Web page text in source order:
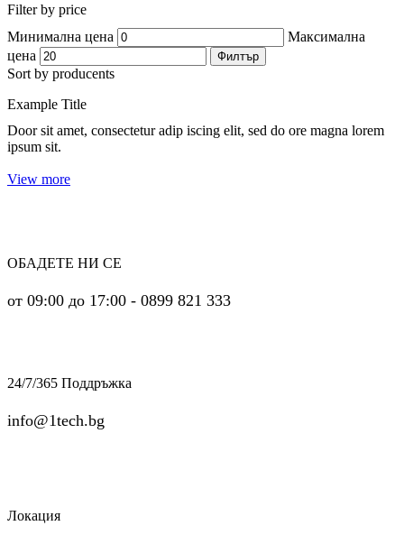
Filter by price
Минимална цена
Максимална
цена
Филтър
Sort by producents
Example Title
Door sit amet, consectetur adip iscing elit, sed do ore magna lorem
ipsum sit.
View more
ОБАДЕТЕ НИ СЕ
от 09:00 до 17:00 - 0899 821 333
24/7/365 Поддръжка
info@1tech.bg
Локация